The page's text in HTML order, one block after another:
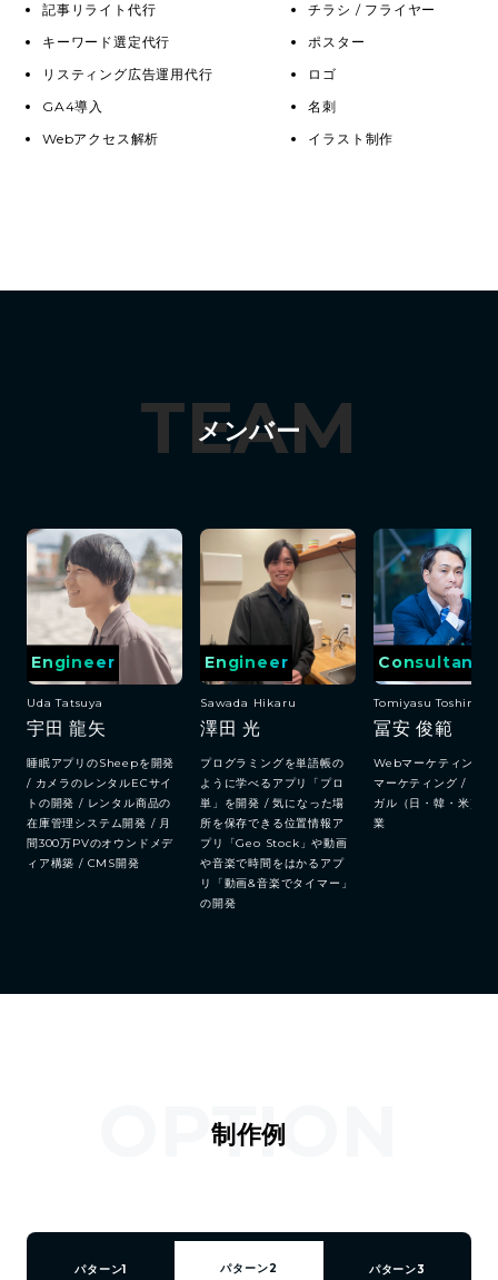
記事リライト代行
キーワード選定代行
リスティング広告運用代行
GA4導入
Webアクセス解析
チラシ / フライヤー
ポスター
ロゴ
名刺
イラスト制作
メンバー
TEAM
Engineer
Uda Tatsuya
宇田 龍矢
睡眠アプリのSheepを開発
/ カメラのレンタルECサイ
トの開発 / レンタル商品の
在庫管理システム開発 / 月
間300万PVのオウンドメデ
ィア構築 / CMS開発
Engineer
Sawada Hikaru
澤田 光
プログラミングを単語帳の
ように学べるアプリ「プロ
単」を開発 / 気になった場
所を保存できる位置情報ア
プリ「Geo Stock」や動画
や音楽で時間をはかるアプ
リ「動画&音楽でタイマー」
の開発
Consultant
Tomiyasu Toshinori
冨安 俊範
Webマーケティング /
マーケティング / トリ
ガル（日・韓・米）/
業
制作例
OPTION
パターン1
パターン2
パターン3